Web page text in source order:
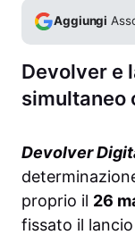
Aggiungi
Devolver e
simultaneo
Devolver
proprio il 26
fissato il